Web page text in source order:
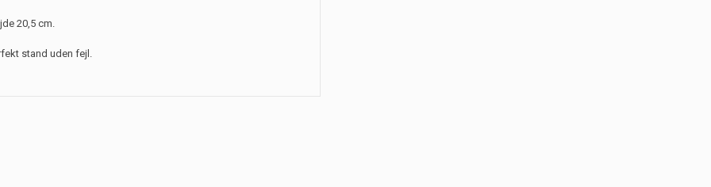
20,5 cm.
stand uden fejl.